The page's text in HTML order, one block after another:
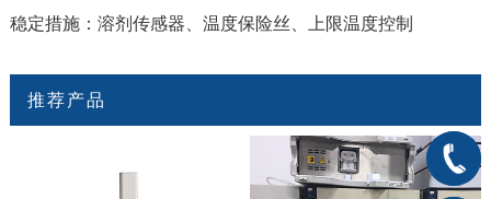
稳定措施：溶剂传感器、温度保险丝、上限温度控制
推荐产品
400-